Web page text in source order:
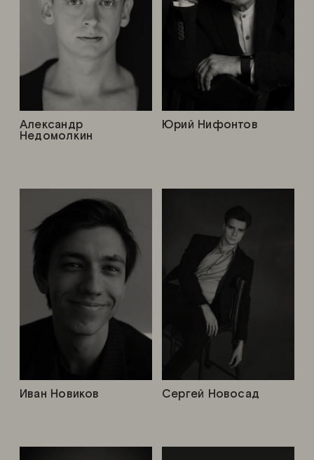
Сергей Новосад
Александр
Недомолкин
Иван Новиков
Юрий Нифонтов